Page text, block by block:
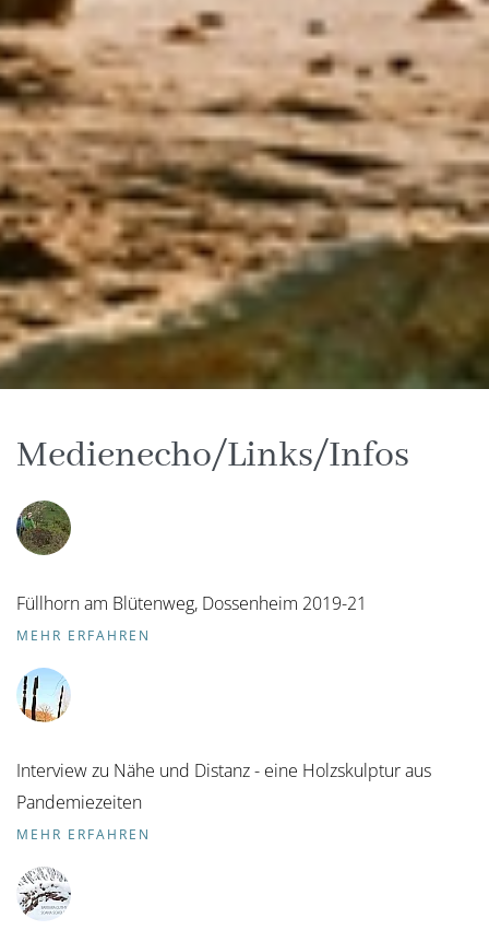
Medienecho/Links/Infos
Füllhorn am Blütenweg, Dossenheim 2019-21
MEHR ERFAHREN
Interview zu Nähe und Distanz - eine Holzskulptur aus
Pandemiezeiten
MEHR ERFAHREN